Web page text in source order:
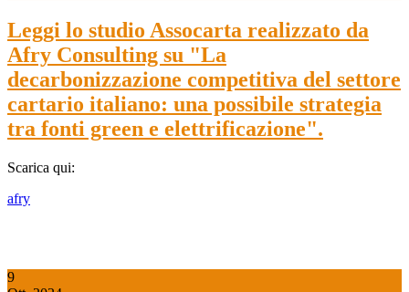
Leggi lo studio Assocarta realizzato da
Afry Consulting su "La
decarbonizzazione competitiva del settore
cartario italiano: una possibile strategia
tra fonti green e elettrificazione".
Scarica qui:
afry
9